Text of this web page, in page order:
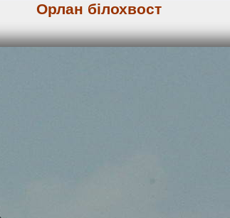
Орлан білохвост